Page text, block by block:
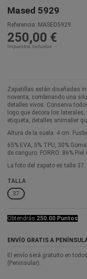
Mased 5929
Referencia: MASED5929
250,00 €
Impuestos incluidos
Zapatillas están diseñadas
noventa, combinando una
detalles vivos. Conserva
logo que decora los
etiqueta, detalles animalier
Altura de la suela: 4 cm.
65% EVA, 5% TPU, 30%
de canguro. FORRO: 86% Piel
La foto del zapato es talla 37.
TALLA
37
Obtendrás 250.00 Puntos
ENVÍO GRATIS A
El envío será gratuito en
(Peninsular).